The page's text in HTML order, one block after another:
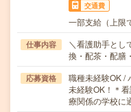
交通費
一部支給（上限
仕事内容
＼看護助手とし
換・配茶・配膳
応募資格
職種未経験OK /
未経験OK！＊
療関係の学校に